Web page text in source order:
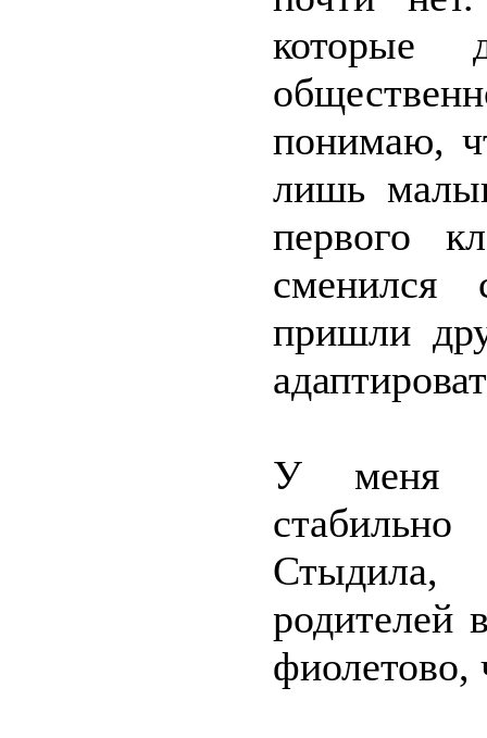
которые
понимаю,
лишь
первого
сменился
пришли
У меня
родителей
фиолетово,